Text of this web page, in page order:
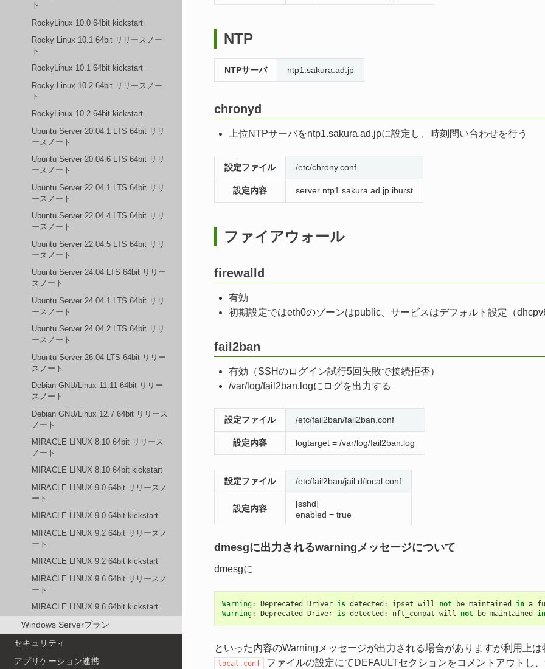
ト
RockyLinux 10.0 64bit kickstart
Rocky Linux 10.1 64bit リリースノー
ト
RockyLinux 10.1 64bit kickstart
Rocky Linux 10.2 64bit リリースノー
ト
RockyLinux 10.2 64bit kickstart
Ubuntu Server 20.04.1 LTS 64bit リリ
ースノート
Ubuntu Server 20.04.6 LTS 64bit リリ
ースノート
Ubuntu Server 22.04.1 LTS 64bit リリ
ースノート
Ubuntu Server 22.04.4 LTS 64bit リリ
ースノート
Ubuntu Server 22.04.5 LTS 64bit リリ
ースノート
Ubuntu Server 24.04 LTS 64bit リリー
スノート
Ubuntu Server 24.04.1 LTS 64bit リリ
ースノート
Ubuntu Server 24.04.2 LTS 64bit リリ
ースノート
Ubuntu Server 26.04 LTS 64bit リリー
スノート
Debian GNU/Linux 11.11 64bit リリー
スノート
Debian GNU/Linux 12.7 64bit リリース
ノート
MIRACLE LINUX 8.10 64bit リリース
ノート
MIRACLE LINUX 8.10 64bit kickstart
MIRACLE LINUX 9.0 64bit リリースノ
ート
MIRACLE LINUX 9.0 64bit kickstart
MIRACLE LINUX 9.2 64bit リリースノ
ート
MIRACLE LINUX 9.2 64bit kickstart
MIRACLE LINUX 9.6 64bit リリースノ
ート
MIRACLE LINUX 9.6 64bit kickstart
Windows Serverプラン
セキュリティ
アプリケーション連携
NTP
NTPサーバ ntp1.sakura.ad.jp
chronyd
上位NTPサーバをntp1.sakura.ad.jpに設定し、時刻問い合わせを行う
設定ファイル /etc/chrony.conf
設定内容 server ntp1.sakura.ad.jp iburst
ファイアウォール
firewalld
有効
初期設定ではeth0のゾーンはpublic、サービスはデフォルト設定（
fail2ban
有効（SSHのログイン試行5回失敗で接続拒否）
/var/log/fail2ban.logにログを出力する
設定ファイル /etc/fail2ban/fail2ban.conf
設定内容 logtarget = /var/log/fail2ban.log
設定ファイル /etc/fail2ban/jail.d/local.conf
設定内容
[sshd]
enabled = true
dmesgに出力されるwarningメッセージについて
dmesgに
Warning: Deprecated Driver is detected : ipset will not be maintained in a
Warning: Deprecated Driver is detected : nft_compat will not be maintained in
といった内容のWarningメッセージが出力される場合がありますが利用上
local.conf ファイルの設定にてDEFAULTセクションをコメントアウトし